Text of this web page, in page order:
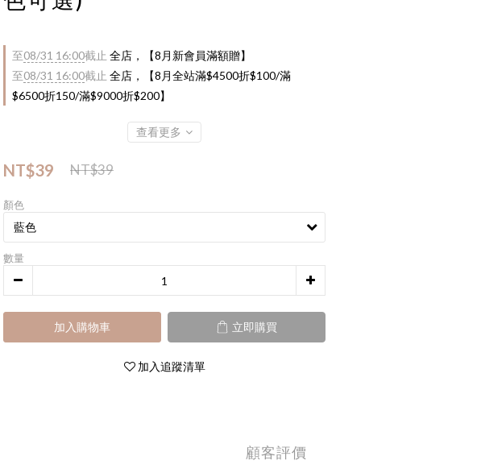
至08/31 16:00截止 全店，【8月新會員滿額贈】
至08/31 16:00截止 全店，【8月全站滿$4500折$100/滿
$6500折150/滿$9000折$200】
查看更多
NT$39 NT$39
顏色
數量
加入購物車 立即購買
加入追蹤清單
顧客評價